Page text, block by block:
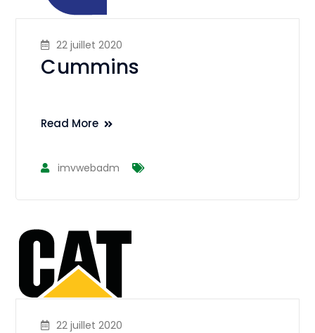
22 juillet 2020
Cummins
Read More
imvwebadm
22 juillet 2020